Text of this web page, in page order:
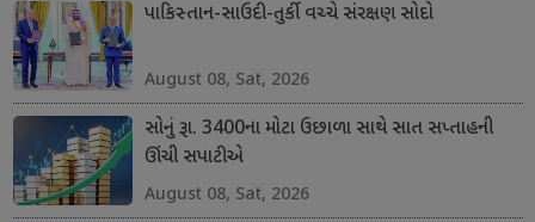
પાકિસ્તાન-સાઉદી-તુર્કી વચ્ચે સંરક્ષણ સોદો
August 08, Sat, 2026
સોનું રૂા. 3400ના મોટા ઉછાળા સાથે સાત સપ્તાહની
ઊંચી સપાટીએ
August 08, Sat, 2026